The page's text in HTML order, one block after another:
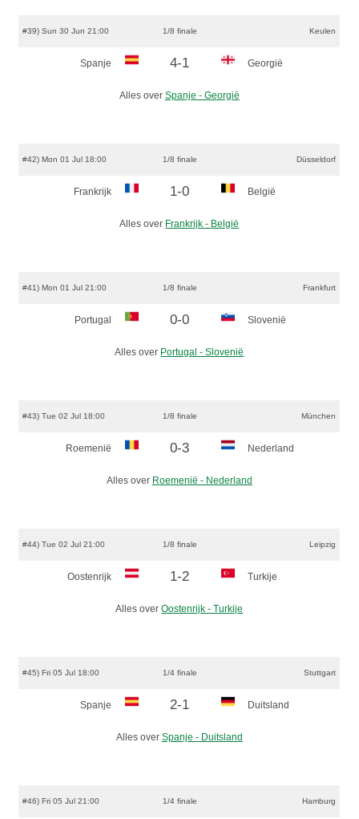
#39) Sun 30 Jun 21:00 1/8 finale Keulen
Spanje 4-1 Georgië
Alles over Spanje - Georgië
#42) Mon 01 Jul 18:00 1/8 finale Düsseldorf
Frankrijk 1-0 België
Alles over Frankrijk - België
#41) Mon 01 Jul 21:00 1/8 finale Frankfurt
Portugal 0-0 Slovenië
Alles over Portugal - Slovenië
#43) Tue 02 Jul 18:00 1/8 finale München
Roemenië 0-3 Nederland
Alles over Roemenië - Nederland
#44) Tue 02 Jul 21:00 1/8 finale Leipzig
Oostenrijk 1-2 Turkije
Alles overOostenrijk - Turkije
#45) Fri 05 Jul 18:00 1/4 finale Stuttgart
Spanje 2-1 Duitsland
Alles over Spanje - Duitsland
#46) Fri 05 Jul 21:00 1/4 finale Hamburg